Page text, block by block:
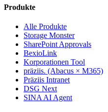
Produkte
Alle Produkte
Storage Monster
SharePoint Approvals
BexioLink
Korporationen Tool
präziis. (Abacus × M365)
Präziis Intranet
DSG Next
SINA AI Agent